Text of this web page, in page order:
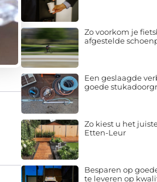
Zo voorkom je
afgestelde
Een geslaagde
goede
Zo kiest u het
Etten-Leur
Besparen op
te leveren op